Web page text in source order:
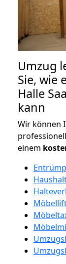
Umzug
Sie, wie
Halle
kann
Wir können
einem